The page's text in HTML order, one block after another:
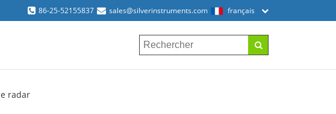
86-25-52155837 sales@silverinstruments.com français
radar